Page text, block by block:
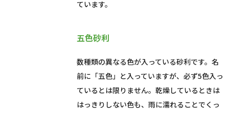
ています。
五色砂利
数種類の異なる色が入っている砂利です。名
前に「五色」と入っていますが、必ず5色入っ
ているとは限りません。乾燥しているときは
はっきりしない色も、雨に濡れることでくっ